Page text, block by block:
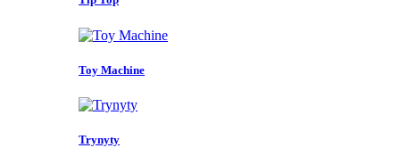
Toy Machine
Trynyty